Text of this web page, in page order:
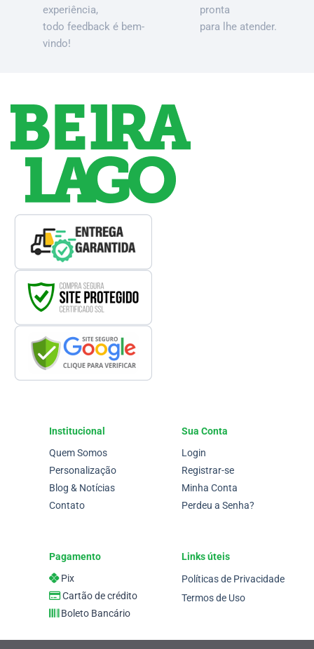
experiência,
todo feedback é bem-
vindo!
pronta
para lhe atender.
Institucional
Quem Somos
Personalização
Blog & Notícias
Contato
Sua Conta
Login
Registrar-se
Minha Conta
Perdeu a Senha?
Pagamento
Pix
Cartão de crédito
Boleto Bancário
Links úteis
Políticas de Privacidade
Termos de Uso